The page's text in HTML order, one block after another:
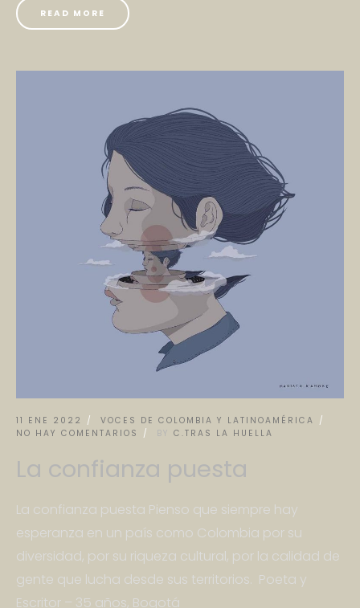
READ MORE
11 ENE 2022
VOCES DE COLOMBIA Y LATINOAMÉRICA
NO HAY COMENTARIOS
BY C.TRAS LA HUELLA
La confianza puesta
La confianza puesta Pienso que siempre hay
esperanza en un país como Colombia por su
diversidad, por su riqueza cultural, por la calidad de
gente que lucha desde sus territorios. Poeta y
Escritor – 35 años, Bogotá